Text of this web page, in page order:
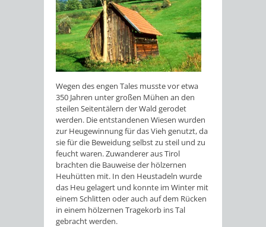
Wegen des engen Tales musste vor etwa
350 Jahren unter großen Mühen an den
steilen Seitentälern der Wald gerodet
werden. Die entstandenen Wiesen wurden
zur Heugewinnung für das Vieh genutzt, da
sie für die Beweidung selbst zu steil und zu
feucht waren. Zuwanderer aus Tirol
brachten die Bauweise der hölzernen
Heuhütten mit. In den Heustadeln wurde
das Heu gelagert und konnte im Winter mit
einem Schlitten oder auch auf dem Rücken
in einem hölzernen Tragekorb ins Tal
gebracht werden.